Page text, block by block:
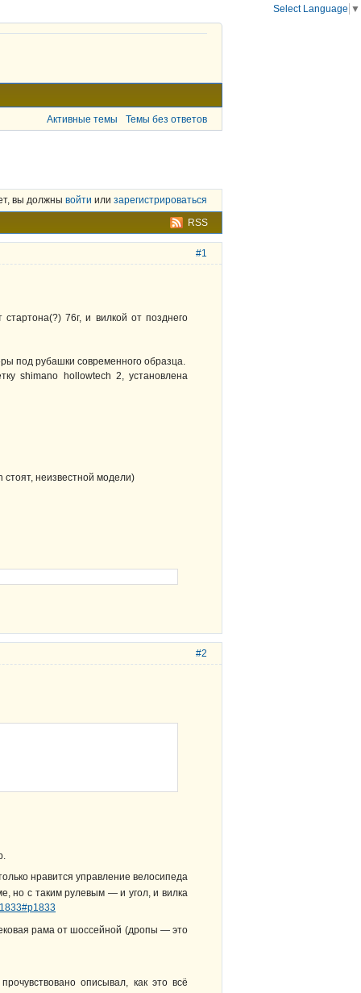
Активные темы Темы без ответов
вы должны войти или зарегистрироваться
RSS
#1
76г, и вилкой от позднего
под рубашки современного образца.
shimano hollowtech 2, установлена
неизвестной модели)
#2
нравится управление велосипеда
но с таким рулевым — и угол, и вилка
рама от шоссейной (дропы — это
описывал, как это всё
Select Language ▼